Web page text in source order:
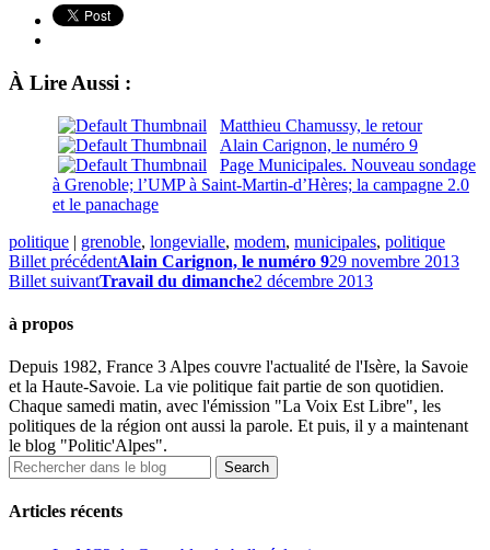
À Lire Aussi :
Matthieu Chamussy, le retour
Alain Carignon, le numéro 9
Page Municipales. Nouveau sondage
à Grenoble; l’UMP à Saint-Martin-d’Hères; la campagne 2.0
et le panachage
politique | grenoble, longevialle, modem, municipales, politique
Billet précédentAlain Carignon, le numéro 929 novembre 2013
Billet suivantTravail du dimanche2 décembre 2013
à propos
Depuis 1982, France 3 Alpes couvre l'actualité de l'Isère, la Savoie
et la Haute-Savoie. La vie politique fait partie de son quotidien.
Chaque samedi matin, avec l'émission "La Voix Est Libre", les
politiques de la région ont aussi la parole. Et puis, il y a maintenant
le blog "Politic'Alpes".
Articles récents